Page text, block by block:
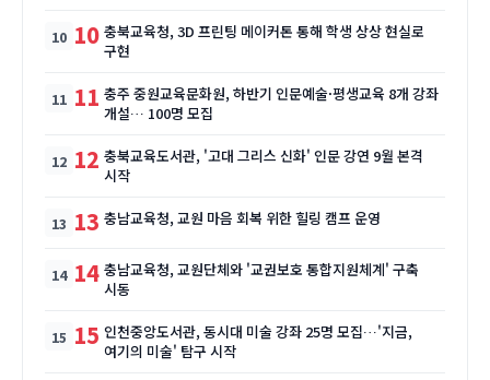
10 충북교육청, 3D 프린팅 메이커톤 통해 학생 상상 현실로
구현
11 충주 중원교육문화원, 하반기 인문예술·평생교육 8개 강좌
개설… 100명 모집
12 충북교육도서관, '고대 그리스 신화' 인문 강연 9월 본격
시작
13 충남교육청, 교원 마음 회복 위한 힐링 캠프 운영
14 충남교육청, 교원단체와 '교권보호 통합지원체계' 구축
시동
15 인천중앙도서관, 동시대 미술 강좌 25명 모집…'지금,
여기의 미술' 탐구 시작